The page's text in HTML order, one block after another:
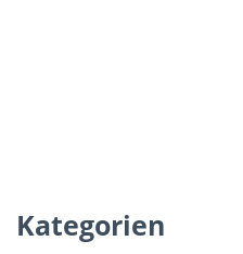
Kategorien